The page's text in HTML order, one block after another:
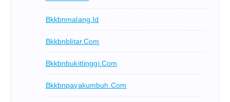
Bkkbnmalang.id
Bkkbnblitar.com
Bkkbnbukittinggi.com
Bkkbnpayakumbuh.com